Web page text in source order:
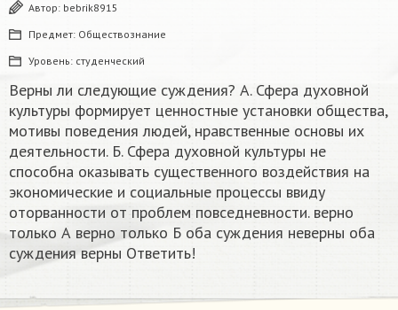
Автор: bebrik8915
Предмет: Обществознание
Уровень: студенческий
Верны ли следующие суждения? А. Сфера духовной
культуры формирует ценностные установки общества,
мотивы поведения людей, нравственные основы их
деятельности. Б. Сфера духовной культуры не
способна оказывать существенного воздействия на
экономические и социальные процессы ввиду
оторванности от проблем повседневности. верно
только А верно только Б оба суждения неверны оба
суждения верны Ответить!